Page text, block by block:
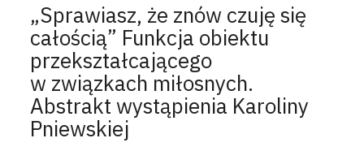
„Sprawiasz, że znów czuję się
całością” Funkcja obiektu
przekształcającego
w związkach miłosnych.
Abstrakt wystąpienia Karoliny
Pniewskiej